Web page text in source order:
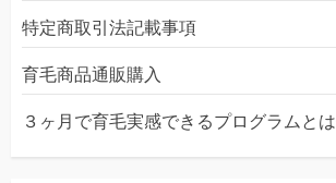
特定商取引法記載事項
育毛商品通販購入
３ヶ月で育毛実感できるプログラムと